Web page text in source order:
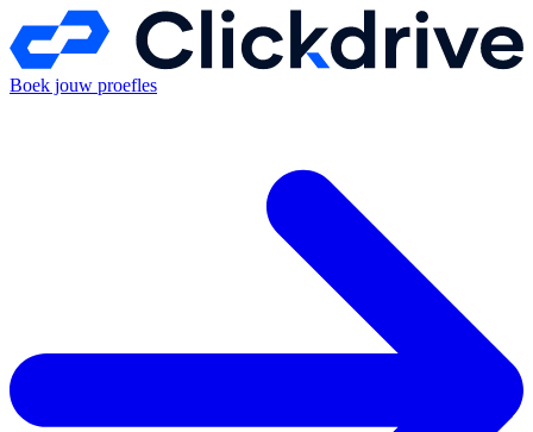
Boek jouw proefles